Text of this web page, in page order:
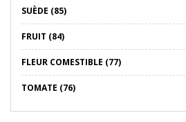
SUÈDE (85)
FRUIT (84)
FLEUR COMESTIBLE (77)
TOMATE (76)